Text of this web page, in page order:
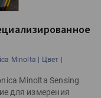
Minolta | Цвет |
Minolta Sensing
для измерения